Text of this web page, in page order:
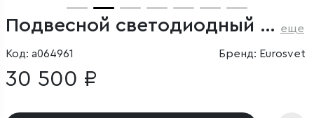
Подвесной светодиодный светильник еще
Код: a064961 Бренд: Eurosvet
30 500 ₽